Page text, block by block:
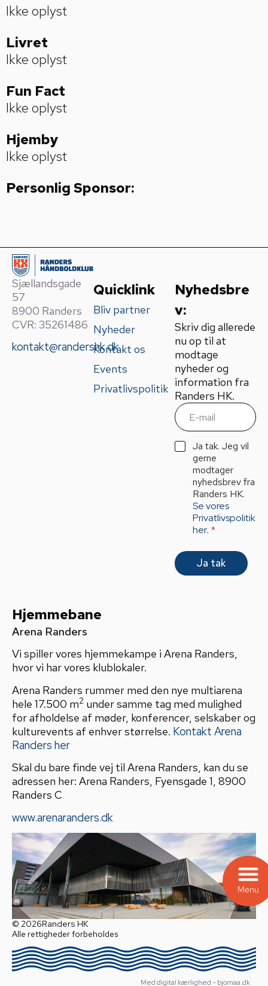
Ikke oplyst
Livret
Ikke oplyst
Fun Fact
Ikke oplyst
Hjemby
Ikke oplyst
Personlig Sponsor:
Sjællandsgade
57
8900 Randers
CVR: 35261486
kontakt@randershk.dk
Quicklink
Bliv partner
Nyheder
Kontakt os
Events
Privatlivspolitik
Nyhedsbre
v:
Skriv dig allerede
nu op til at
modtage
nyheder og
information fra
Randers HK.
E
m
a
i
l
G
e
n
Ja tak. Jeg vil
gerne
modtager
nyhedsbrev fra
Randers HK.
Se vores
Privatlivspolitik
her. *
Ja tak
Hjemmebane
Arena Randers
Vi spiller vores hjemmekampe i Arena Randers,
hvor vi har vores klublokaler.
Arena Randers rummer med den nye multiarena
hele 17.500 m2 under samme tag med mulighed
for afholdelse af møder, konferencer, selskaber og
kulturevents af enhver størrelse. Kontakt Arena
Randers her
Skal du bare finde vej til Arena Randers, kan du se
adressen her: Arena Randers, Fyensgade 1, 8900
Randers C
www.arenaranders.dk
© 2026Randers HK
Alle rettigheder forbeholdes
Med digital kærlighed – bjornaa.dk